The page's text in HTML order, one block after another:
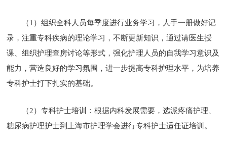
（1）组织全科人员每季度进行业务学习，人手一册做好记
录，注重专科疾病的理论学习，不断更新知识，通过请医生授
课、组织护理查房讨论等形式，强化护理人员的自我学习意识及
能力，营造良好的学习氛围，进一步提高专科护理水平，为培养
专科护士打下扎实的基础。
（2）专科护士培训：根据内科发展需要，选派疼痛护理、
糖尿病护理护士到上海市护理学会进行专科护士适任证培训。